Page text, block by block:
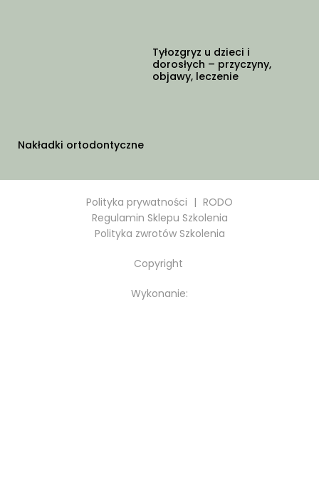
Nakładki ortodontyczne
Tyłozgryz u dzieci i
dorosłych – przyczyny,
objawy, leczenie
Polityka prywatności | RODO
Regulamin Sklepu Szkolenia
Polityka zwrotów Szkolenia
Copyright
Wykonanie: